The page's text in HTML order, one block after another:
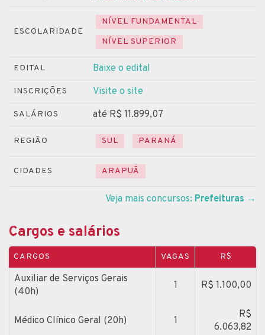
ESCOLARIDADE
NÍVEL FUNDAMENTAL
NÍVEL SUPERIOR
EDITAL Baixe o edital
INSCRIÇÕES Visite o site
SALÁRIOS até R$ 11.899,07
REGIÃO SUL PARANÁ
CIDADES ARAPUÃ
Veja mais concursos: Prefeituras →
Cargos e salários
CARGOS VAGAS R$
Auxiliar de Serviços Gerais
(40h)
1 R$ 1.100,00
Médico Clínico Geral (20h) 1
R$
6.063,82